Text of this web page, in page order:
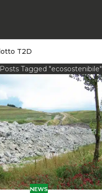
Posts Tagged "ecosostenibile"
NEWS